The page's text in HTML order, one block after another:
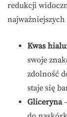
redukcji
Kwas
swoje
zdolność
staje się
Gliceryna